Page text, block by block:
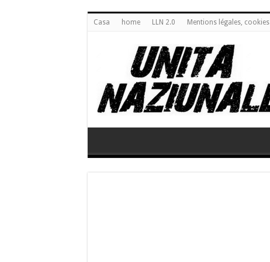
Casa home LLN 2.0 Mentions légales, cookies